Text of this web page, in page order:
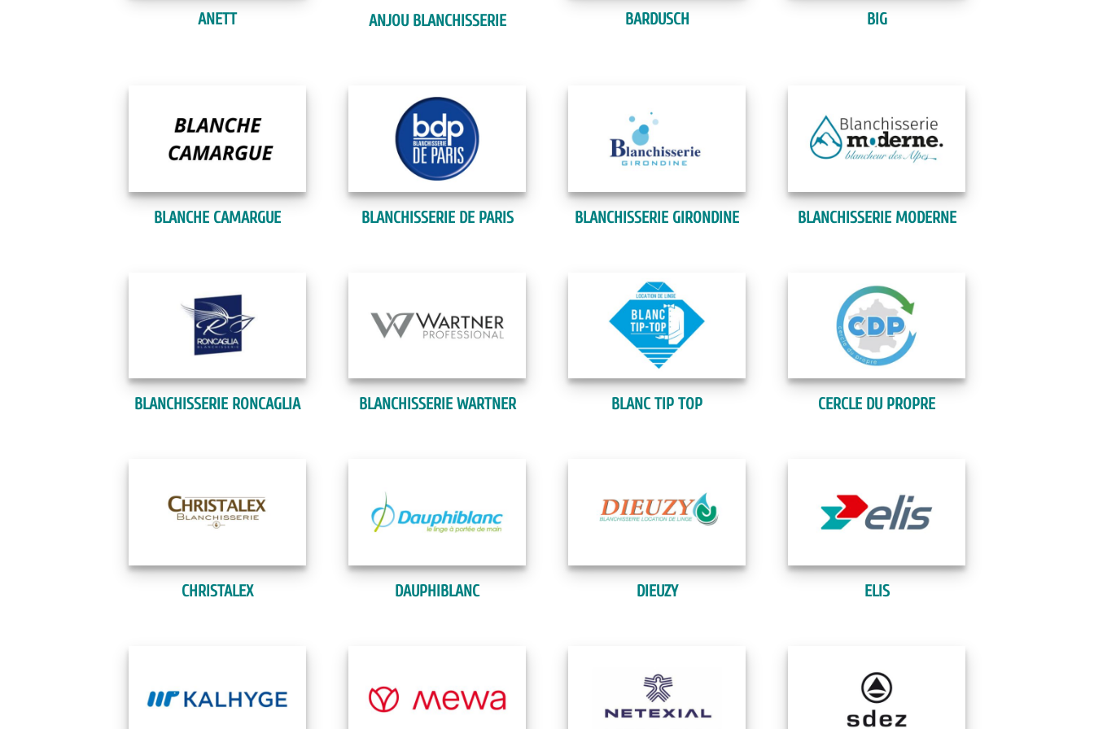
ANETT ANJOU BLANCHISSERIE BARDUSCH BIG
BLANCHE CAMARGUE BLANCHISSERIE DE PARIS BLANCHISSERIE GIRONDINE BLANCHISSERIE MODERNE
BLANCHISSERIE RONCAGLIA BLANCHISSERIE WARTNER BLANC TIP TOP CERCLE DU PROPRE
CHRISTALEX DAUPHIBLANC DIEUZY ELIS